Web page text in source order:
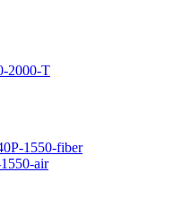
2000-T
1550-fiber
air